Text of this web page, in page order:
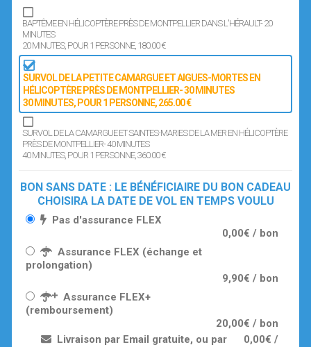
BAPTÊME EN HÉLICOPTÈRE PRÈS DE MONTPELLIER DANS L'HÉRAULT- 20
MINUTES
20 MINUTES, POUR 1 PERSONNE, 180.00 €
SURVOL DE LA PETITE CAMARGUE ET AIGUES-MORTES EN
HÉLICOPTÈRE PRÈS DE MONTPELLIER- 30 MINUTES
30 MINUTES, POUR 1 PERSONNE, 265.00 €
SURVOL DE LA CAMARGUE ET SAINTES-MARIES DE LA MER EN HÉLICOPTÈRE
PRÈS DE MONTPELLIER- 40 MINUTES
40 MINUTES, POUR 1 PERSONNE, 360.00 €
BON SANS DATE : LE BÉNÉFICIAIRE DU BON CADEAU
CHOISIRA LA DATE DE VOL EN TEMPS VOULU
Pas d'assurance FLEX
0,00€ / bon
Assurance FLEX (échange et
prolongation)
9,90€ / bon
Assurance FLEX+
(remboursement)
20,00€ / bon
Livraison par Email gratuite, ou par
0,00€ /